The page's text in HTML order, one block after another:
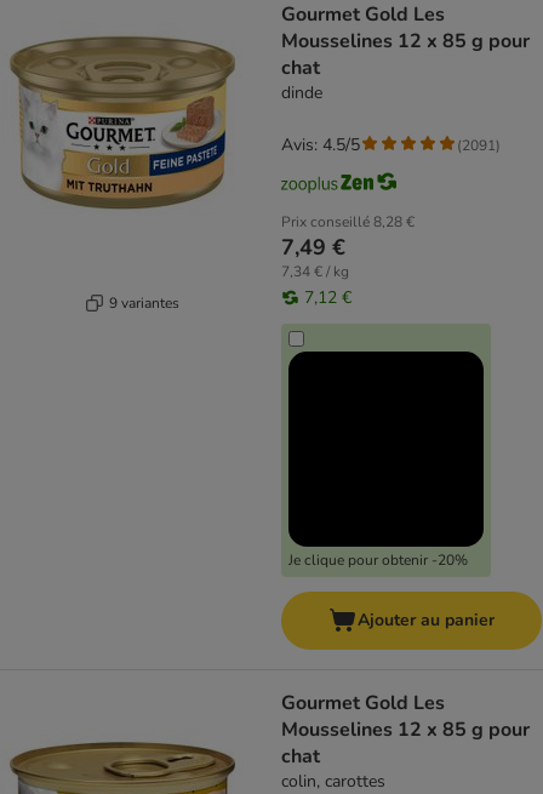
9 variantes
Gourmet Gold Les
Mousselines 12 x 85 g pour
chat
dinde
Prix conseillé8,28 €
7,49 €
7,34 € / kg
7,12 €
Je clique pour obtenir -20%
Avis: 4.5/5 (2091)
Ajouter au panier
Gourmet Gold Les
Mousselines 12 x 85 g pour
chat
colin, carottes